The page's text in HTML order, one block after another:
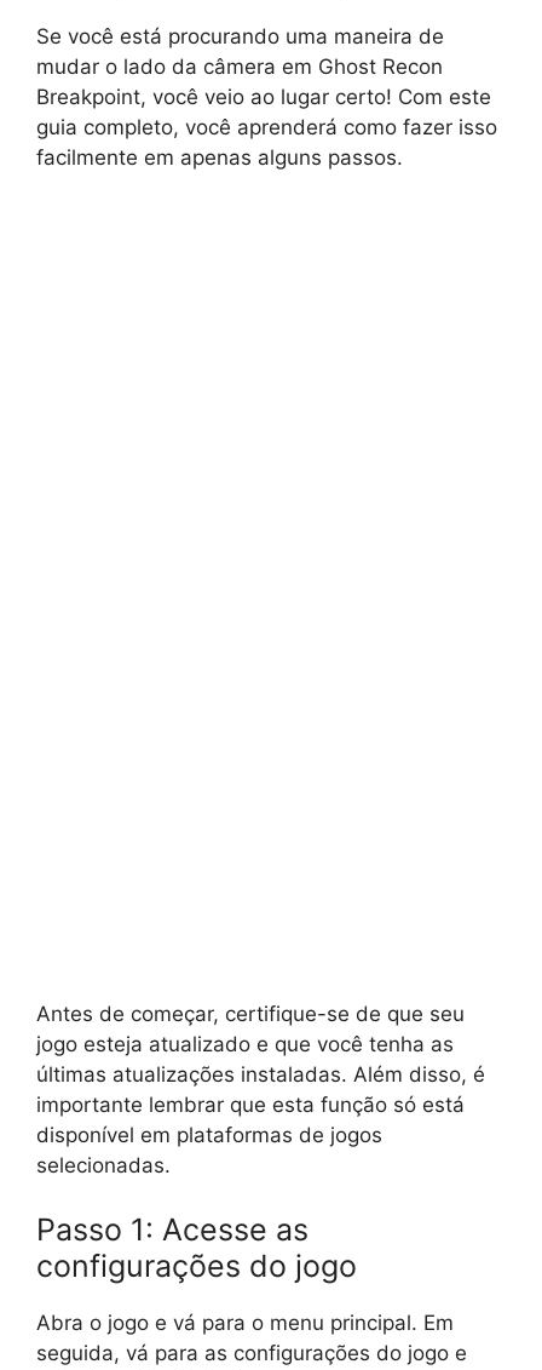
Se você está procurando uma maneira de
mudar o lado da câmera em Ghost Recon
Breakpoint, você veio ao lugar certo! Com este
guia completo, você aprenderá como fazer isso
facilmente em apenas alguns passos.
Antes de começar, certifique-se de que seu
jogo esteja atualizado e que você tenha as
últimas atualizações instaladas. Além disso, é
importante lembrar que esta função só está
disponível em plataformas de jogos
selecionadas.
Passo 1: Acesse as
configurações do jogo
Abra o jogo e vá para o menu principal. Em
seguida, vá para as configurações do jogo e